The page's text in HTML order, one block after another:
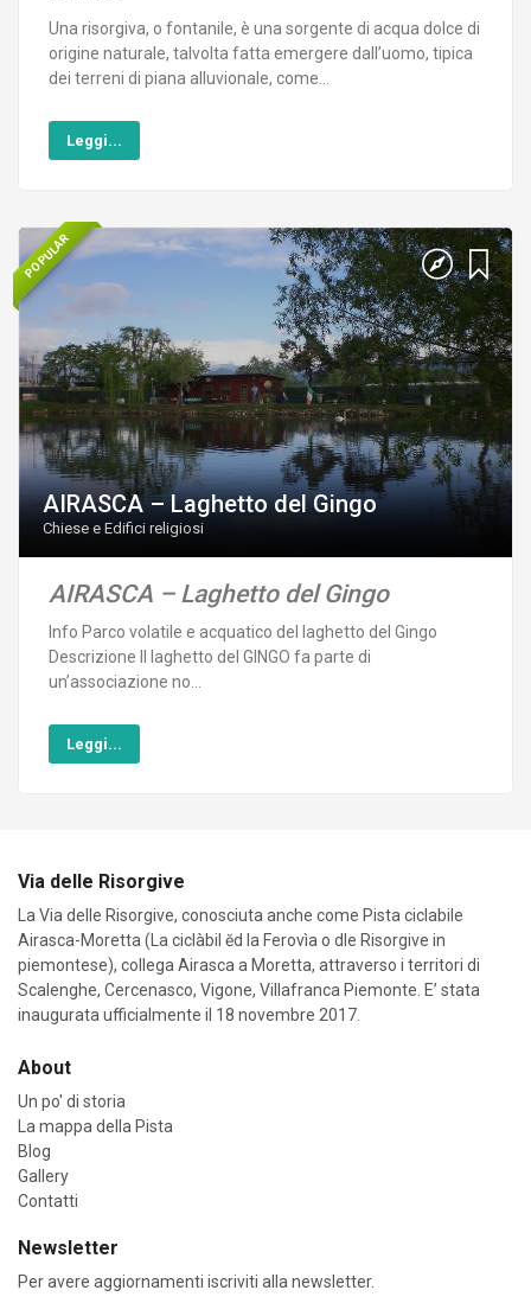
Una risorgiva, o fontanile, è una sorgente di acqua dolce di
origine naturale, talvolta fatta emergere dall’uomo, tipica
dei terreni di piana alluvionale, come...
Leggi...
POPULAR
AIRASCA – Laghetto del Gingo
Chiese e Edifici religiosi
AIRASCA – Laghetto del Gingo
Info Parco volatile e acquatico del laghetto del Gingo
Descrizione Il laghetto del GINGO fa parte di
un’associazione no...
Leggi...
Via delle Risorgive
La Via delle Risorgive, conosciuta anche come Pista ciclabile
Airasca-Moretta (La ciclàbil ĕd la Ferovìa o dle Risorgive in
piemontese), collega Airasca a Moretta, attraverso i territori di
Scalenghe, Cercenasco, Vigone, Villafranca Piemonte. E’ stata
inaugurata ufficialmente il 18 novembre 2017.
About
Un po' di storia
La mappa della Pista
Blog
Gallery
Contatti
Newsletter
Per avere aggiornamenti iscriviti alla newsletter.